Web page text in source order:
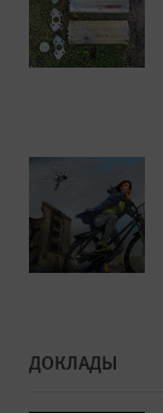
ДОКЛАДЫ